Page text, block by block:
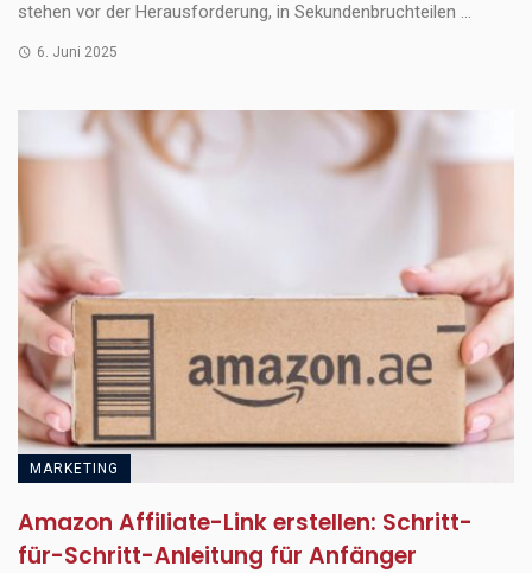
stehen vor der Herausforderung, in Sekundenbruchteilen ...
6. Juni 2025
MARKETING
Amazon Affiliate-Link erstellen: Schritt-
für-Schritt-Anleitung für Anfänger